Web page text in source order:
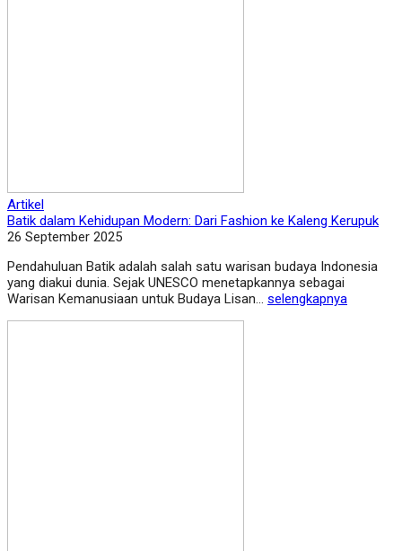
Artikel
Batik dalam Kehidupan Modern: Dari Fashion ke Kaleng Kerupuk
26 September 2025
Pendahuluan Batik adalah salah satu warisan budaya Indonesia
yang diakui dunia. Sejak UNESCO menetapkannya sebagai
Warisan Kemanusiaan untuk Budaya Lisan... selengkapnya